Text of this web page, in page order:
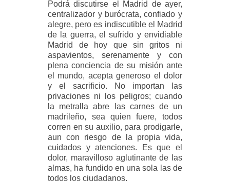
Podrá discutirse el Madrid de ayer,
centralizador y burócrata, confiado y
alegre, pero es indiscutible el Madrid
de la guerra, el sufrido y envidiable
Madrid de hoy que sin gritos ni
aspavientos, serenamente y con
plena conciencia de su misión ante
el mundo, acepta generoso el dolor
y el sacrificio. No importan las
privaciones ni los peligros; cuando
la metralla abre las carnes de un
madrileño, sea quien fuere, todos
corren en su auxilio, para prodigarle,
aun con riesgo de la propia vida,
cuidados y atenciones. Es que el
dolor, maravilloso aglutinante de las
almas, ha fundido en una sola las de
todos los ciudadanos.